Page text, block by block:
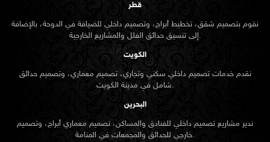
قطر
نقوم بتصميم شقق، تخطيط أبراج، وتصميم داخلي للضيافة في الدوحة، بالإضافة
إلى تنسيق حدائق الفلل والمشاريع الخارجية.
الكويت
نقدم خدمات تصميم داخلي سكني وتجاري، تصميم معماري، وتصميم حدائق
شامل في مدينة الكويت.
البحرين
ندير مشاريع تصميم داخلي للفنادق والمساكن، تصميم معماري أبراج، وتصميم
خارجي للحدائق والمجمعات في المنامة.